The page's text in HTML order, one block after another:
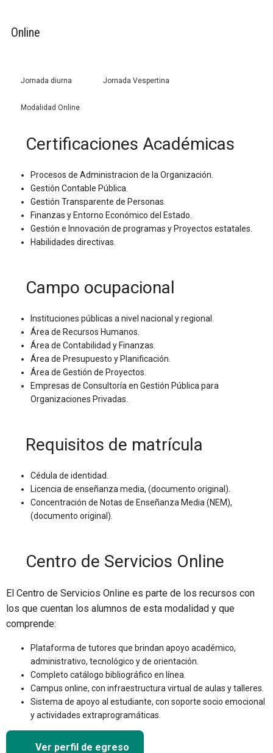
Online
Jornada diurna Jornada Vespertina
Modalidad Online
Certificaciones Académicas
Procesos de Administracion de la Organización.
Gestión Contable Pública.
Gestión Transparente de Personas.
Finanzas y Entorno Económico del Estado.
Gestión e Innovación de programas y Proyectos estatales.
Habilidades directivas.
Campo ocupacional
Instituciones públicas a nivel nacional y regional.
Área de Recursos Humanos.
Área de Contabilidad y Finanzas.
Área de Presupuesto y Planificación.
Área de Gestión de Proyectos.
Empresas de Consultoría en Gestión Pública para
Organizaciones Privadas.
Requisitos de matrícula
Cédula de identidad.
Licencia de enseñanza media, (documento original).
Concentración de Notas de Enseñanza Media (NEM),
(documento original).
Centro de Servicios Online
El Centro de Servicios Online es parte de los recursos con
los que cuentan los alumnos de esta modalidad y que
comprende:
Plataforma de tutores que brindan apoyo académico,
administrativo, tecnológico y de orientación.
Completo catálogo bibliográfico en línea.
Campus online, con infraestructura virtual de aulas y talleres.
Sistema de apoyo al estudiante, con soporte socio emocional
y actividades extraprogramáticas.
Ver perfil de egreso